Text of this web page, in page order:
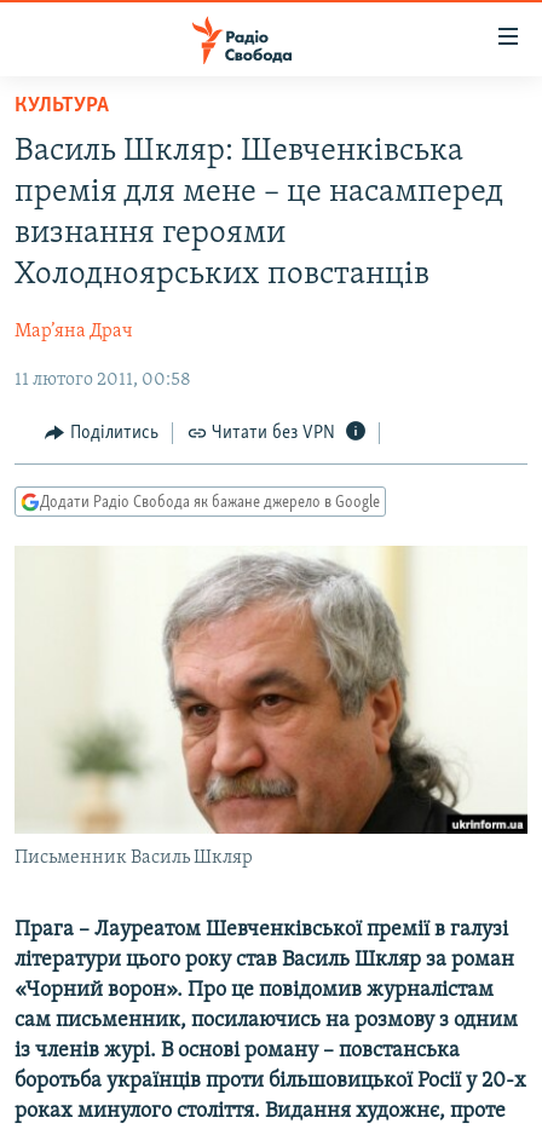
Перейти
основного
матеріалу
Перейти
до
основної
Перейти
до
СТАТТІ
СУСПІЛЬСТВО
КУЛЬТУРА
СПОРТ
СВІТ
ВІЙНА
ДОНБАС.РЕАЛІЇ
КРИМ.РЕАЛІЇ
ТИ ЯК?
КИТАЙ.ВИКЛИКИ
СПЕЦПРОЄКТИ
КРИМ РЕАЛІЇ
УКР
ДОЛУЧАЙСЯ!
Усі сайти RFE/RL
КУЛЬТУРА
Василь Шкляр: Шевченківська
премія для мене – це насамперед
визнання героями
Холодноярських повстанців
Мар’яна Драч
11 лютого 2011, 00:58
Поділитись Читати без VPN
Додати Радіо Свобода як бажане джерело в Google
Письменник Василь Шкляр
Прага – Лауреатом Шевченківської премії в галузі
літератури цього року став Василь Шкляр за роман
«Чорний ворон». Про це повідомив журналістам
сам письменник, посилаючись на розмову з одним
із членів журі. В основі роману – повстанська
боротьба українців проти більшовицької Росії у 20-х
роках минулого століття. Видання художнє, проте